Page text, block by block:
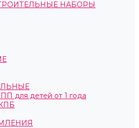
НАБОРЫ
для детей от 1 года